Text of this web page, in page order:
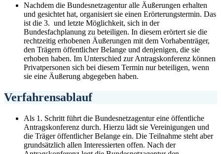
Nachdem die Bundesnetzagentur alle Äußerungen erhalten
und gesichtet hat, organisiert sie einen Erörterungstermin. Das
ist die 3. und letzte Möglichkeit, sich in der
Bundesfachplanung zu beteiligen. In diesem erörtert sie die
rechtzeitig erhobenen Äußerungen mit dem Vorhabenträger,
den Trägern öffentlicher Belange und denjenigen, die sie
erhoben haben. Im Unterschied zur Antragskonferenz können
Privatpersonen sich bei diesem Termin nur beteiligen, wenn
sie eine Äußerung abgegeben haben.
Verfahrensablauf
Als 1. Schritt führt die Bundesnetzagentur eine öffentliche
Antragskonferenz durch. Hierzu lädt sie Vereinigungen und
die Träger öffentlicher Belange ein. Die Teilnahme steht aber
grundsätzlich allen Interessierten offen. Nach der